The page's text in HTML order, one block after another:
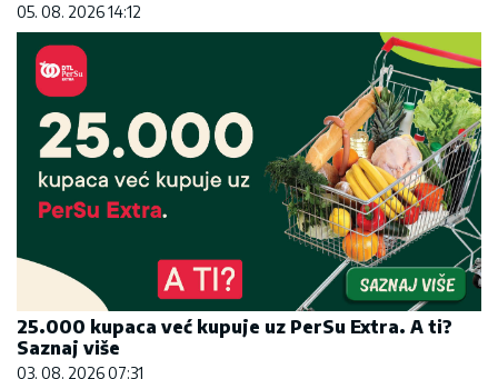
05. 08. 2026 14:12
25.000 kupaca već kupuje uz PerSu Extra. A ti?
Saznaj više
03. 08. 2026 07:31